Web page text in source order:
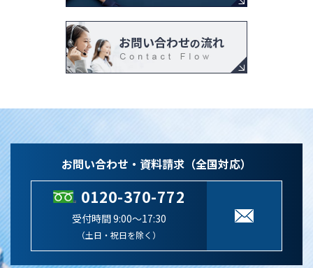
お問い合わせ・資料請求（全国対応）
0120-370-772
受付時間 9:00～17:30
（土日・祝日を除く）